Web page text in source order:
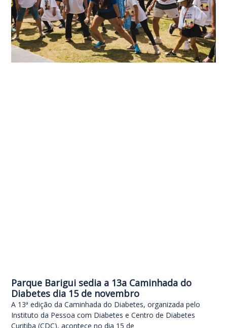
Parque Barigui sedia a 13a Caminhada do
Diabetes dia 15 de novembro
A 13ª edição da Caminhada do Diabetes, organizada pelo
Instituto da Pessoa com Diabetes e Centro de Diabetes
Curitiba (CDC), acontece no dia 15 de